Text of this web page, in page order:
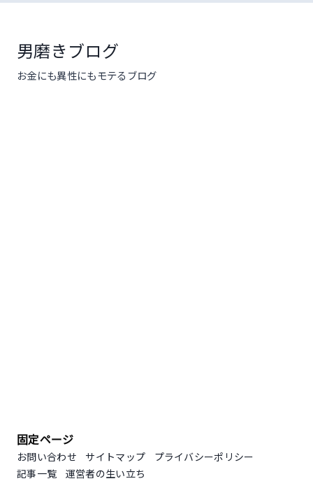
男磨きブログ
お金にも異性にもモテるブログ
固定ページ
お問い合わせ サイトマップ
プライバシーポリシー
記事一覧
運営者の生い立ち